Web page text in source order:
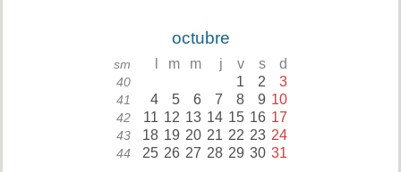
octubre
sm m m j v s d
40 1 2 3
41 4 5 6 7 8 9 10
42 11 12 13 14 15 16 17
43 18 19 20 21 22 23 24
44 25 26 27 28 29 30 31